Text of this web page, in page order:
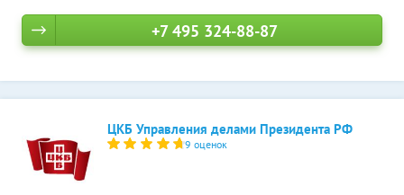
+7 495 324-88-87
ЦКБ Управления делами Президента РФ
9 оценок